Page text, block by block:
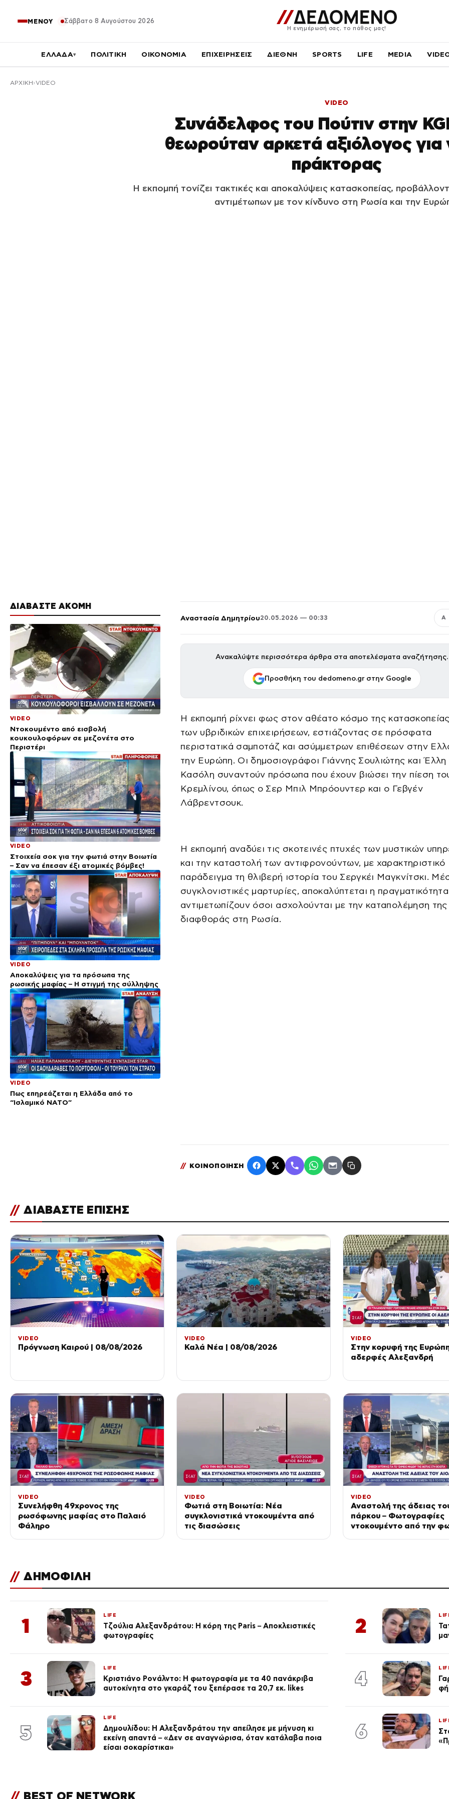
ΜΕΝΟΥ Σάββατο 8 Αυγούστου 2026
Η ενημέρωσή σας, το πάθος μας!
ΕΛΛΑΔΑ▾ ΠΟΛΙΤΙΚΗ ΟΙΚΟΝΟΜΙΑ ΕΠΙΧΕΙΡΗΣΕΙΣ ΔΙΕΘΝΗ SPORTS LIFE MEDIA
ΑΡΧΙΚΉ VIDEO
VIDEO
Συνάδελφος του Πούτιν στην
θεωρούταν αρκετά αξιόλογος για
πράκτορας
Η εκπομπή τονίζει τακτικές και αποκαλύψεις κατασκοπείας,
αντιμέτωπων με τον κίνδυνο στη Ρωσία και την
ΔΙΑΒΑΣΤΕ ΑΚΟΜΗ
VIDEO
Ντοκουμέντο από εισβολή
κουκουλοφόρων σε μεζονέτα στο
Περιστέρι
VIDEO
Στοιχεία σοκ για την φωτιά στην Βοιωτία
– Σαν να έπεσαν έξι ατομικές βόμβες!
VIDEO
Αποκαλύψεις για τα πρόσωπα της
ρωσικής μαφίας – Η στιγμή της σύλληψης
VIDEO
Πως επηρεάζεται η Ελλάδα από το
“Ισλαμικό ΝΑΤΟ”
Αναστασία Δημητρίου20.05.2026 — 00:33 Α
Ανακαλύψτε περισσότερα άρθρα στα αποτελέσματα αναζήτησης.
Προσθήκη του dedomeno.gr στην Google
Η εκπομπή ρίχνει φως στον αθέατο κόσμο της κατασκοπείας
των υβριδικών επιχειρήσεων, εστιάζοντας σε πρόσφατα
περιστατικά σαμποτάζ και ασύμμετρων επιθέσεων στην
την Ευρώπη. Οι δημοσιογράφοι Γιάννης Σουλιώτης και Έλλη
Κασόλη συναντούν πρόσωπα που έχουν βιώσει την πίεση
Κρεμλίνου, όπως ο Σερ Μπιλ Μπρόουντερ και ο Γεβγέν
Λάβρεντσουκ.
Η εκπομπή αναδύει τις σκοτεινές πτυχές των μυστικών
και την καταστολή των αντιφρονούντων, με χαρακτηριστικό
παράδειγμα τη θλιβερή ιστορία του Σεργκέι Μαγκνίτσκι.
συγκλονιστικές μαρτυρίες, αποκαλύπτεται η
αντιμετωπίζουν όσοι ασχολούνται με την καταπολέμηση της
διαφθοράς στη Ρωσία.
// ΚΟΙΝΟΠΟΙΗΣΗ
// ΔΙΑΒΑΣΤΕ ΕΠΙΣΗΣ
VIDEO
Πρόγνωση Καιρού | 08/08/2026
VIDEO
Καλά Νέα | 08/08/2026
VIDEO
Στην κορυφή της
αδερφές Αλεξανδρή
VIDEO
Συνελήφθη 49χρονος της
ρωσόφωνης μαφίας στο Παλαιό
Φάληρο
VIDEO
Φωτιά στη Βοιωτία: Νέα
συγκλονιστικά ντοκουμέντα από
τις διασώσεις
VIDEO
Αναστολή της άδειας
πάρκου – Φωτογραφίες
ντοκουμέντο από την
// ΔΗΜΟΦΙΛΗ
1 LIFE
Τζούλια Αλεξανδράτου: Η κόρη της Paris – Αποκλειστικές
φωτογραφίες
2
3 LIFE
Κριστιάνο Ρονάλντο: Η φωτογραφία με τα 40 πανάκριβα
αυτοκίνητα στο γκαράζ του ξεπέρασε τα 20,7 εκ. likes
4
5
LIFE
Δημουλίδου: Η Αλεξανδράτου την απείλησε με μήνυση κι
εκείνη απαντά – «Δεν σε αναγνώρισα, όταν κατάλαβα ποια
είσαι σοκαρίστικα»
6
// BEST OF NETWORK